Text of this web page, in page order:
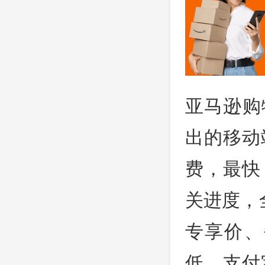
亚马逊
出的移
费，最
关进度
专享价